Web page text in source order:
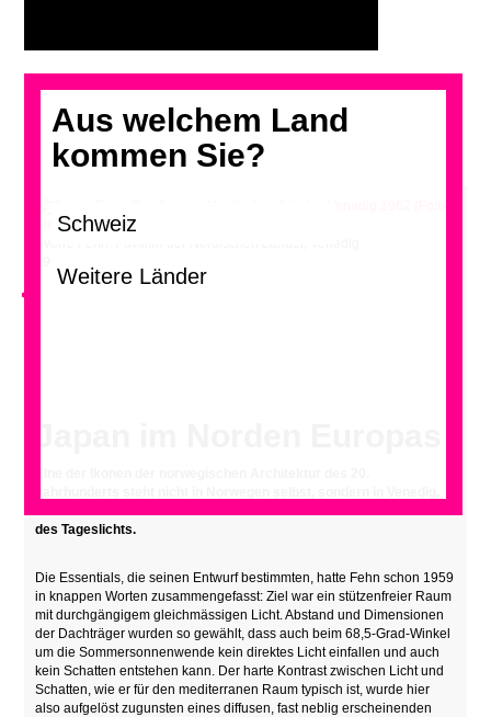
Aus welchem Land
kommen Sie?
<
des Tageslichts.
Die Essentials, die seinen Entwurf bestimmten, hatte Fehn schon 1959
in knappen Worten zusammengefasst: Ziel war ein stützenfreier Raum
mit durchgängigem gleichmässigen Licht. Abstand und Dimensionen
der Dachträger wurden so gewählt, dass auch beim 68,5-Grad-Winkel
um die Sommersonnenwende kein direktes Licht einfallen und auch
kein Schatten entstehen kann. Der harte Kontrast zwischen Licht und
Schatten, wie er für den mediterranen Raum typisch ist, wurde hier
also aufgelöst zugunsten eines diffusen, fast neblig erscheinenden